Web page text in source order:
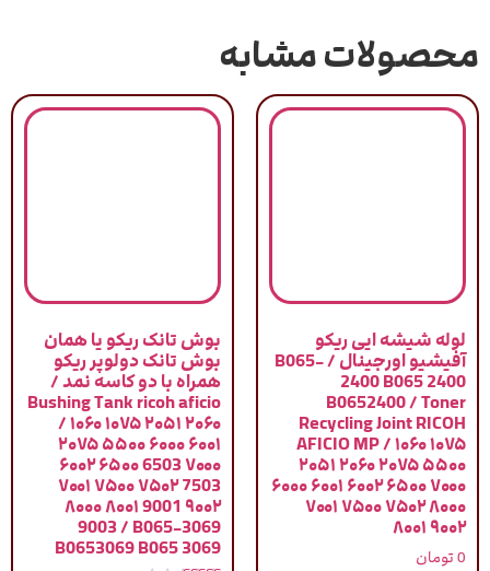
محصولات مشابه
لوله شیشه ایی ریکو
آفیشیو اورجینال / B065-
2400 B065 2400
B0652400 / Toner
Recycling Joint RICOH
AFICIO MP / ۱۰۶۰ ۱۰۷۵
۲۰۵۱ ۲۰۶۰ ۲۰۷۵ ۵۵۰۰
۶۰۰۰ ۶۰۰۱ ۶۰۰۲ ۶۵۰۰ ۷۰۰۰
۷۰۰۱ ۷۵۰۰ ۷۵۰۲ ۸۰۰۰
۸۰۰۱ ۹۰۰۲
0 تومان
بوش تانک ریکو یا همان
بوش تانک دولوپر ریکو
همراه با دو کاسه نمد /
Bushing Tank ricoh aficio
/ ۱۰۶۰ ۱۰۷۵ ۲۰۵۱ ۲۰۶۰
۲۰۷۵ ۵۵۰۰ ۶۰۰۰ ۶۰۰۱
۶۰۰۲ ۶۵۰۰ 6503 ۷۰۰۰
۷۰۰۱ ۷۵۰۰ ۷۵۰۲ 7503
۸۰۰۰ ۸۰۰۱ 9001 ۹۰۰۲
9003 / B065-3069
B0653069 B065 3069